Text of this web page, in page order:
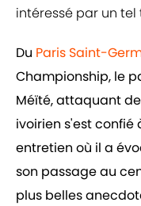
intéressé par un tel
Du Paris Saint-
Championship, le
Méïté, attaquant
ivoirien s'est confié
entretien où il a
son passage au
plus belles